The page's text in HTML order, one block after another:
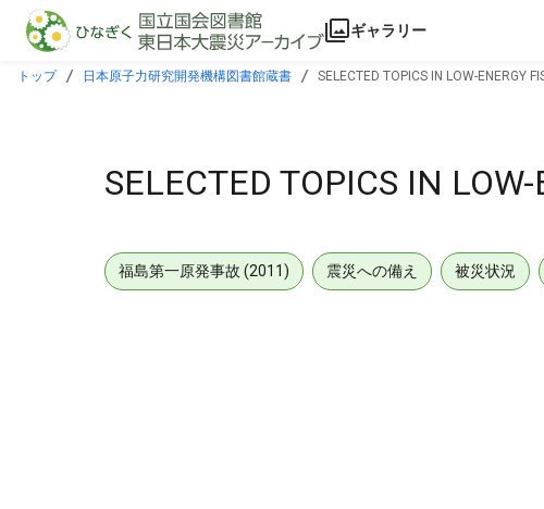
本文に飛ぶ
ギャラリー
トップ 日本原子力研究開発機構図書館蔵書 SELECTED TOPICS IN LOW-ENERGY
SELECTED TOPICS IN
福島第一原発事故 (2011) 震災への備え 被災状況